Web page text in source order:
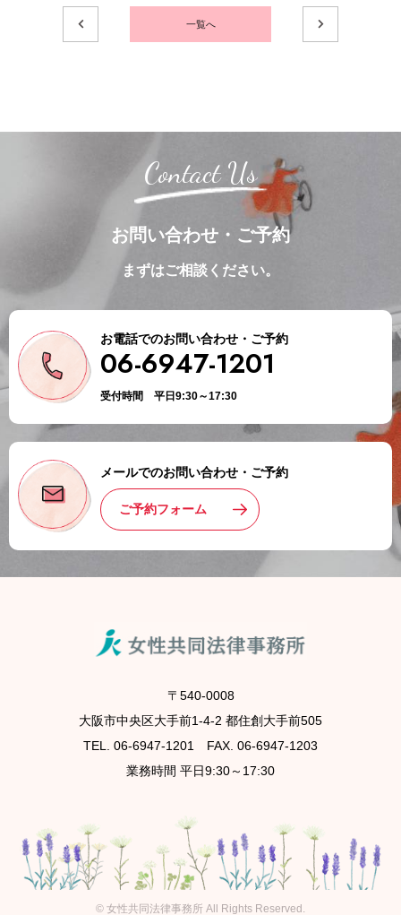
一覧へ
Contact Us
お問い合わせ・ご予約
まずはご相談ください。
お電話でのお問い合わせ・ご予約
06-6947-1201
受付時間 平日9:30～17:30
メールでのお問い合わせ・ご予約
ご予約フォーム
〒540-0008
大阪市中央区大手前1-4-2 都住創大手前505
TEL. 06-6947-1201 FAX. 06-6947-1203
業務時間 平日9:30～17:30
© 女性共同法律事務所 All Rights Reserved.